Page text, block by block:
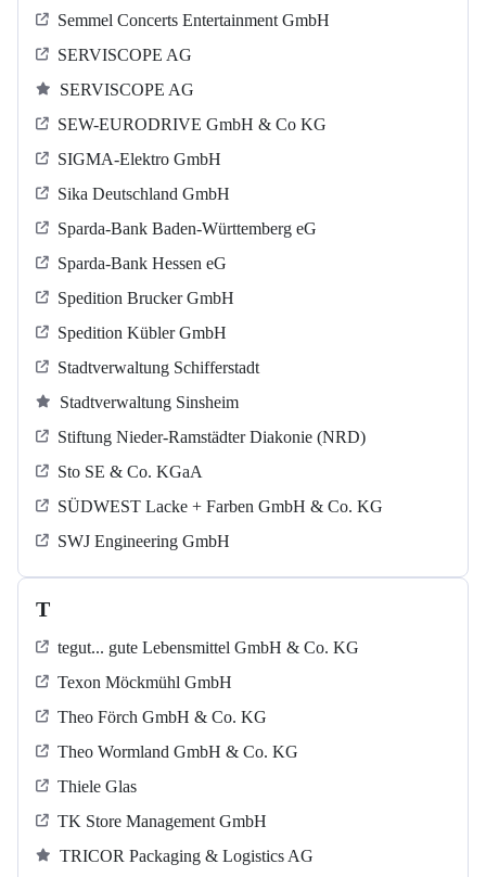
Semmel Concerts Entertainment GmbH
SERVISCOPE AG
SERVISCOPE AG
SEW-EURODRIVE GmbH & Co KG
SIGMA-Elektro GmbH
Sika Deutschland GmbH
Sparda-Bank Baden-Württemberg eG
Sparda-Bank Hessen eG
Spedition Brucker GmbH
Spedition Kübler GmbH
Stadtverwaltung Schifferstadt
Stadtverwaltung Sinsheim
Stiftung Nieder-Ramstädter Diakonie (NRD)
Sto SE & Co. KGaA
SÜDWEST Lacke + Farben GmbH & Co. KG
SWJ Engineering GmbH
T
tegut... gute Lebensmittel GmbH & Co. KG
Texon Möckmühl GmbH
Theo Förch GmbH & Co. KG
Theo Wormland GmbH & Co. KG
Thiele Glas
TK Store Management GmbH
TRICOR Packaging & Logistics AG